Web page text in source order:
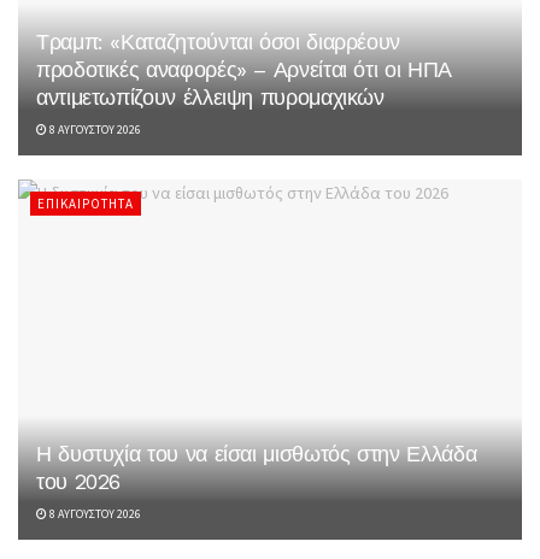
Τραμπ: «Καταζητούνται όσοι διαρρέουν
προδοτικές αναφορές» – Αρνείται ότι οι ΗΠΑ
αντιμετωπίζουν έλλειψη πυρομαχικών
8 ΑΥΓΟΎΣΤΟΥ 2026
ΕΠΙΚΑΙΡΌΤΗΤΑ
Η δυστυχία του να είσαι μισθωτός στην Ελλάδα
του 2026
8 ΑΥΓΟΎΣΤΟΥ 2026